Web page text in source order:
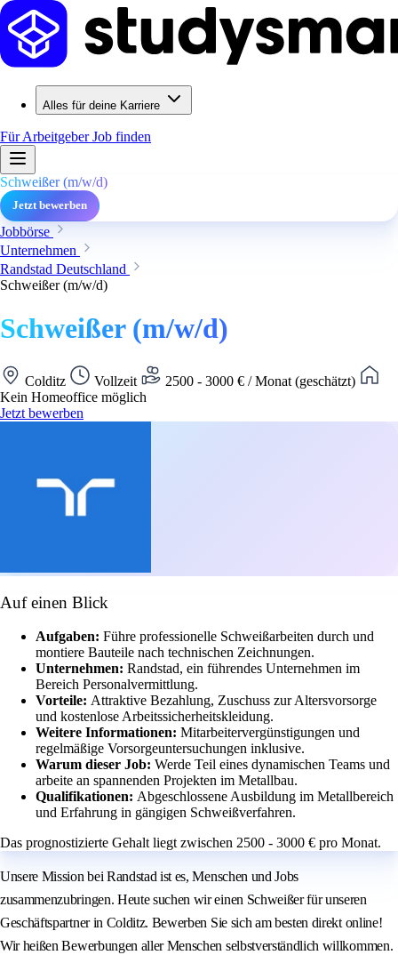
Alles für deine Karriere
Für ArbeitgeberJob finden
Schweißer (m/w/d)
Jetzt bewerben
Jobbörse
Unternehmen
Randstad Deutschland
Schweißer (m/w/d)
Schweißer (m/w/d)
Colditz Vollzeit
2500 - 3000 € / Monat (geschätzt)
Kein Homeoffice möglich
Jetzt bewerben
Auf einen Blick
Aufgaben: Führe professionelle Schweißarbeiten durch und
montiere Bauteile nach technischen Zeichnungen.
Unternehmen: Randstad, ein führendes Unternehmen im
Bereich Personalvermittlung.
Vorteile: Attraktive Bezahlung, Zuschuss zur Altersvorsorge
und kostenlose Arbeitssicherheitskleidung.
Weitere Informationen: Mitarbeitervergünstigungen und
regelmäßige Vorsorgeuntersuchungen inklusive.
Warum dieser Job: Werde Teil eines dynamischen Teams und
arbeite an spannenden Projekten im Metallbau.
Qualifikationen: Abgeschlossene Ausbildung im Metallbereich
und Erfahrung in gängigen Schweißverfahren.
Das prognostizierte Gehalt liegt zwischen 2500 - 3000 € pro Monat.
Unsere Mission bei Randstad ist es, Menschen und Jobs
zusammenzubringen. Heute suchen wir einen Schweißer für unseren
Geschäftspartner in Colditz. Bewerben Sie sich am besten direkt online!
Wir heißen Bewerbungen aller Menschen selbstverständlich willkommen.